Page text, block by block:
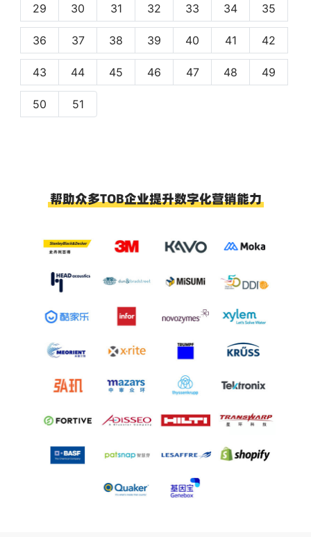
29 30 31 32 33 34 35
36 37 38 39 40 41 42
43 44 45 46 47 48 49
50 51
帮助众多TOB企业提升数字化营销能力